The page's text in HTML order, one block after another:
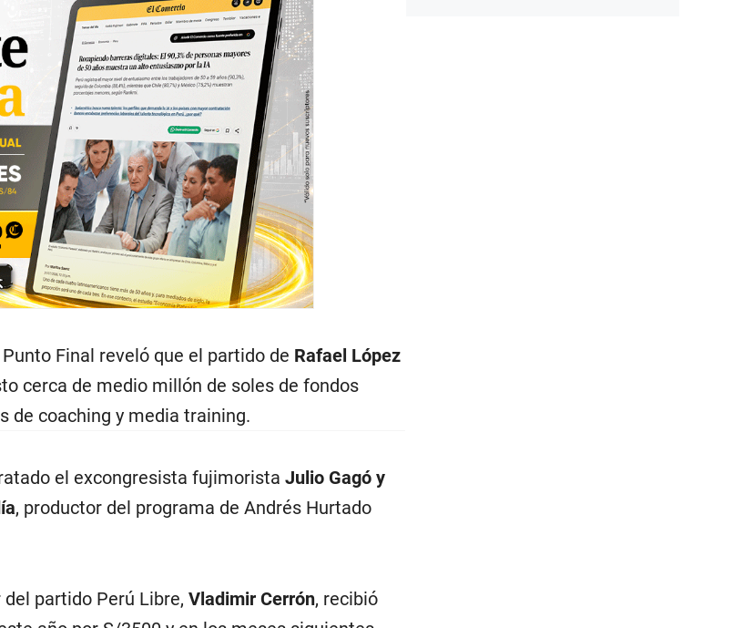
Final reveló que el partido de Rafael López
cerca de medio millón de soles de fondos
de coaching y media training.
el excongresista fujimorista Julio Gagó y
, productor del programa de Andrés Hurtado
partido Perú Libre, Vladimir Cerrón, recibió